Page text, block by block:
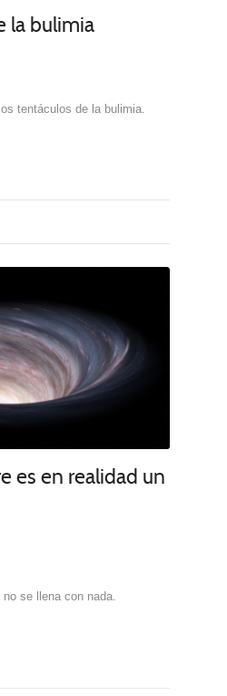
la bulimia
tentáculos de la bulimia.
es en realidad un
se llena con nada.